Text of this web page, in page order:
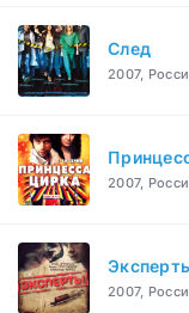
След
2007,
2007,
2007,